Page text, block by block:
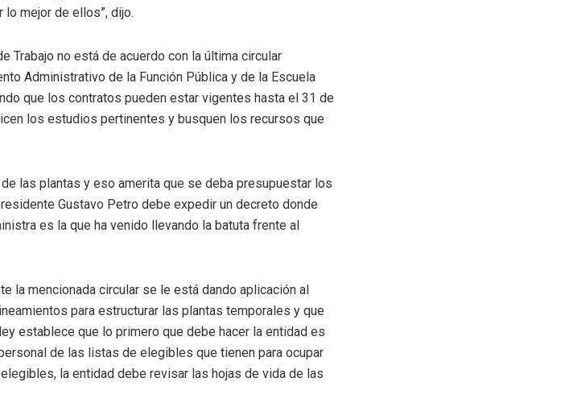
mejor de ellos”, dijo.
Trabajo no está de acuerdo con la última circular
Administrativo de la Función Pública y de la Escuela
que los contratos pueden estar vigentes hasta el 31 de
los estudios pertinentes y busquen los recursos que
las plantas y eso amerita que se deba presupuestar los
Gustavo Petro debe expedir un decreto donde
es la que ha venido llevando la batuta frente al
la mencionada circular se le está dando aplicación al
para estructurar las plantas temporales y que
establece que lo primero que debe hacer la entidad es
de las listas de elegibles que tienen para ocupar
la entidad debe revisar las hojas de vida de las